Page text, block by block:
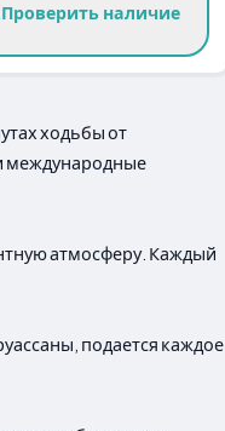
Проверить наличие
ходьбы от
международные
атмосферу. Каждый
подается каждое